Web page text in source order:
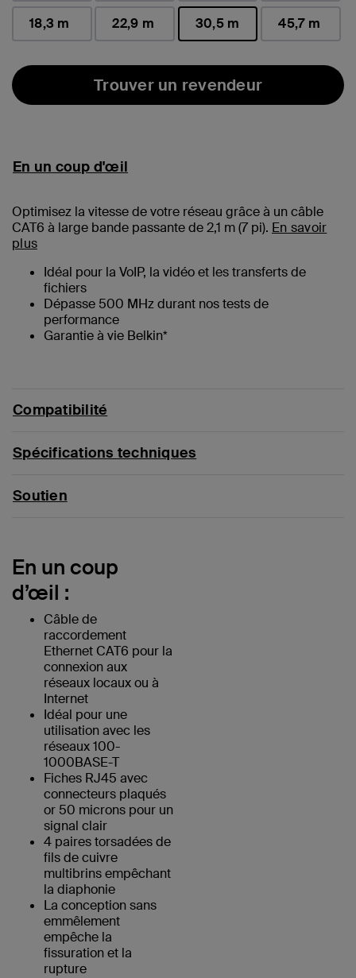
18,3 m 22,9 m
30,5 m
45,7 m
Trouver un revendeur
En un coup d'œil
Optimisez la vitesse de votre réseau grâce à un câble
CAT6 à large bande passante de 2,1 m (7pi). En savoir
plus
Idéal pour la VoIP, la vidéo et les transferts de
fichiers
Dépasse 500 MHz durant nos tests de
performance
Garantie à vie Belkin*
Compatibilité
Spécifications techniques
Soutien
En un coup
d’œil :
Câble de
raccordement
Ethernet CAT6 pour la
connexion aux
réseaux locaux ou à
Internet
Idéal pour une
utilisation avec les
réseaux 100-
1000BASE-T
Fiches RJ45 avec
connecteurs plaqués
or 50 microns pour un
signal clair
4 paires torsadées de
fils de cuivre
multibrins empêchant
la diaphonie
La conception sans
emmêlement
empêche la
fissuration et la
rupture